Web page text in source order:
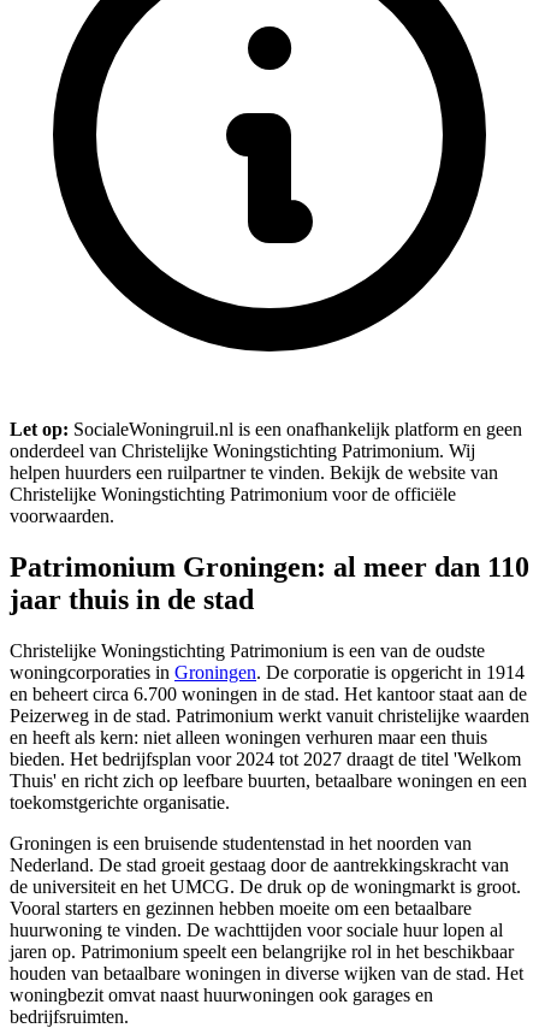
Let op: SocialeWoningruil.nl is een onafhankelijk platform en geen
onderdeel van Christelijke Woningstichting Patrimonium. Wij
helpen huurders een ruilpartner te vinden. Bekijk de website van
Christelijke Woningstichting Patrimonium voor de officiële
voorwaarden.
Patrimonium Groningen: al meer dan 110
jaar thuis in de stad
Christelijke Woningstichting Patrimonium is een van de oudste
woningcorporaties in Groningen. De corporatie is opgericht in 1914
en beheert circa 6.700 woningen in de stad. Het kantoor staat aan de
Peizerweg in de stad. Patrimonium werkt vanuit christelijke waarden
en heeft als kern: niet alleen woningen verhuren maar een thuis
bieden. Het bedrijfsplan voor 2024 tot 2027 draagt de titel 'Welkom
Thuis' en richt zich op leefbare buurten, betaalbare woningen en een
toekomstgerichte organisatie.
Groningen is een bruisende studentenstad in het noorden van
Nederland. De stad groeit gestaag door de aantrekkingskracht van
de universiteit en het UMCG. De druk op de woningmarkt is groot.
Vooral starters en gezinnen hebben moeite om een betaalbare
huurwoning te vinden. De wachttijden voor sociale huur lopen al
jaren op. Patrimonium speelt een belangrijke rol in het beschikbaar
houden van betaalbare woningen in diverse wijken van de stad. Het
woningbezit omvat naast huurwoningen ook garages en
bedrijfsruimten.